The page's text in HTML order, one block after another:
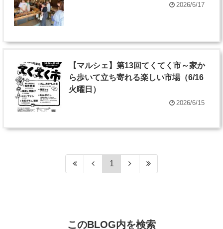
2026/6/17
【マルシェ】第13回てくてく市～家か
ら歩いて立ち寄れる楽しい市場（6/16
火曜日）
2026/6/15
1
このBLOG内を検索